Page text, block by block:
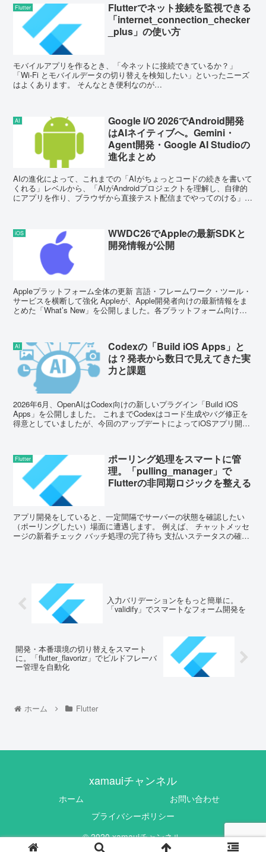
Flutter
Flutterでネット接続を監視できる
「internet_connection_checker
_plus」の使い方
モバイルアプリを作るとき、「今ネットに接続できているか？」
「Wi-Fi とモバイルデータの切り替えを検知したい」といったニーズ
はよくあります。 そんなとき便利なのが
AI
Google I/O 2026でAndroid開発
はAIネイティブへ。Gemini・
Agent開発・Google AI Studioの
進化まとめ
AIの進化によって、これまでの「AIがちょっとコードの続きを書いて
くれる」レベルから、「AIがAndroidプロジェクトを理解し、自律的
にアプリを作り、ブラウザから直接テスト配信までやってのける」と
iOS
WWDC26でAppleの最新SDKと
開発情報が公開
Appleプラットフォーム全体の更新 言語・フレームワーク・ツール・
サービスを横断して強化 Appleが、Apple開発者向けの最新情報をま
とめた「What’s New」を公開しました。各プラットフォーム向けの
AI
Codexの「Build iOS Apps」と
は？発表から数日で見えてきた実
力と課題
2026年6月、OpenAIはCodex向けの新しいプラグイン「Build iOS
Apps」を公開しました。 これまでCodexはコード生成やバグ修正を
得意としていましたが、今回のアップデートによってiOSアプリ開発
Flutter
ポーリング処理をスマートに管
理。「pulling_manager」で
Flutterの非同期ロジックを整える
アプリ開発をしていると、一定間隔でサーバーの状態を確認したい
（ポーリングしたい）場面に遭遇します。 例えば、 チャットメッセ
ージの新着チェック バッチ処理の完了待ち 支払いステータスの確認
入力バリデーションをもっと簡単に。
「validify」でスマートなフォーム開発を
開発・本番環境の切り替えをスマート
に。「flutter_flavorizr」でビルドフレーバ
ー管理を自動化
ホーム Flutter
xamauiチャンネル
ホーム
お問い合わせ
プライバシーポリシー
© 2020 xamauiチャンネル.